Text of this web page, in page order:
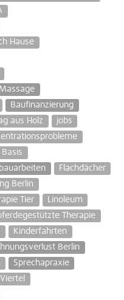
Hause
Massage
Baufinanzierung
aus Holz
jobs
Flachdächer
Berlin
Tier
Linoleum
Therapie
Kinderfahrten
Berlin
Sprechapraxie